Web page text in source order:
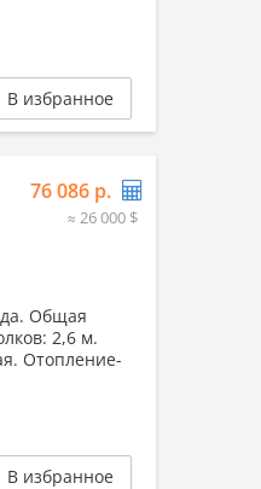
В избранное
76 086 р.
≈ 26 000 $
Общая
2,6 м.
Отопление-
В избранное